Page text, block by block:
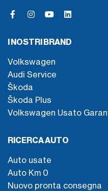
I NOSTRI BRAND
Volkswagen
Audi Service
Škoda
Škoda Plus
Volkswagen Usato
RICERCA AUTO
Auto usate
Auto Km 0
Nuovo pronta consegna